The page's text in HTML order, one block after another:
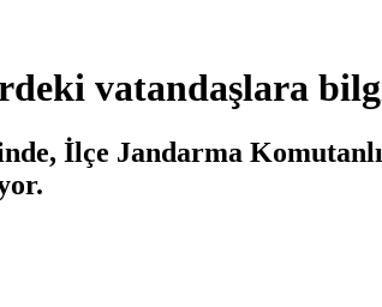
vatandaşlara
İlçe Jandarma